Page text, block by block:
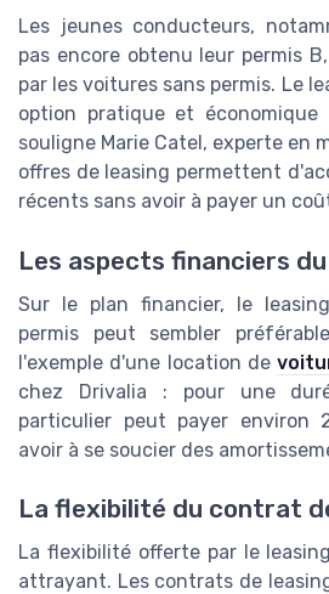
Les jeunes conducteurs,
pas encore obtenu leur permis
par les voitures sans permis. Le
option pratique et économique
souligne Marie Catel, experte en
offres de leasing permettent
récents sans avoir à payer un
Les aspects financiers
Sur le plan financier, le
permis peut sembler
l'exemple d'une location de
chez Drivalia : pour une
particulier peut payer environ
avoir à se soucier des
La flexibilité du contrat
La flexibilité offerte par le
attrayant. Les contrats de